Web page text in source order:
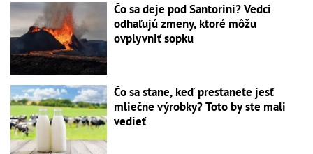
Čo sa deje pod Santorini? Vedci
odhaľujú zmeny, ktoré môžu
ovplyvniť sopku
Čo sa stane, keď prestanete jesť
mliečne výrobky? Toto by ste mali
vedieť